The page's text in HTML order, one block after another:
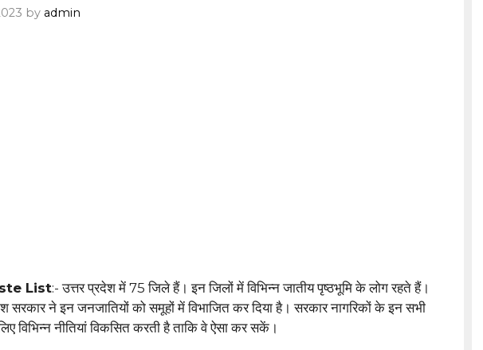
by admin
List:- उत्तर प्रदेश में 75 जिले हैं। इन जिलों में विभिन्न जातीय पृष्ठभूमि के लोग रहते हैं।
सरकार ने इन जनजातियों को समूहों में विभाजित कर दिया है। सरकार नागरिकों के इन सभी
विभिन्न नीतियां विकसित करती है ताकि वे ऐसा कर सकें।